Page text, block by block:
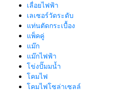
เลื่อยไฟฟ้า
เลเซอร์วัดระดับ
แท่นตัดกระเบื้อง
แพ็คคู่
แม๊ก
แม๊กไฟฟ้า
โข่งปั๊มมน้ำ
โคมไฟ
โคมไฟโซล่าเซลล์